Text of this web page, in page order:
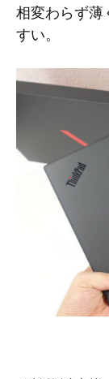
相変わらず薄
すい。